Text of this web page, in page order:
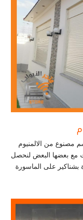
عن قطع شرائح 4 او 6 سم مصنوع من الالمنيوم
بعضها البعض لنحصل
على الماسورة